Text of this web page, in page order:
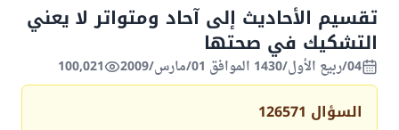
تقسيم الأحاديث إلى آحاد ومتواتر لا يعني
التشكيك في صحتها
04/ربيع الأول/1430 الموافق 01/مارس/2009 100,021
السؤال 126571